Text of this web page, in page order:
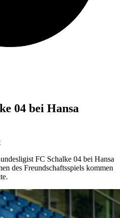
04 bei Hansa
FC Schalke 04 bei Hansa
des Freundschaftsspiels kommen